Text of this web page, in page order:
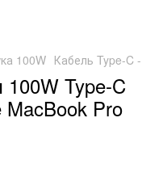
100W Кабель Type-C
Type-C
Pro